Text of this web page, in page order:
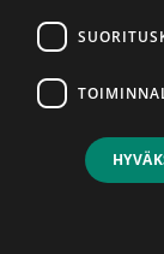
mm
Mustan
Soveltuu myös
kappaleittain.
tuotteissa
vedota vain